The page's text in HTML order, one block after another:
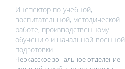
Инспектор по учебной,
воспитательной, методической
работе, производственному
обучению и начальной военной
подготовки
Черкасское зональное отделение